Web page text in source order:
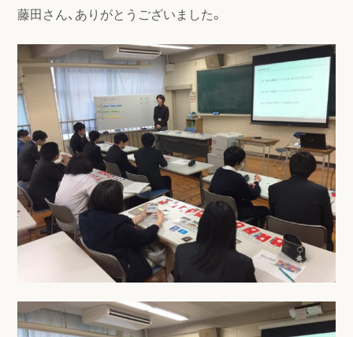
藤田さん、ありがとうございました。